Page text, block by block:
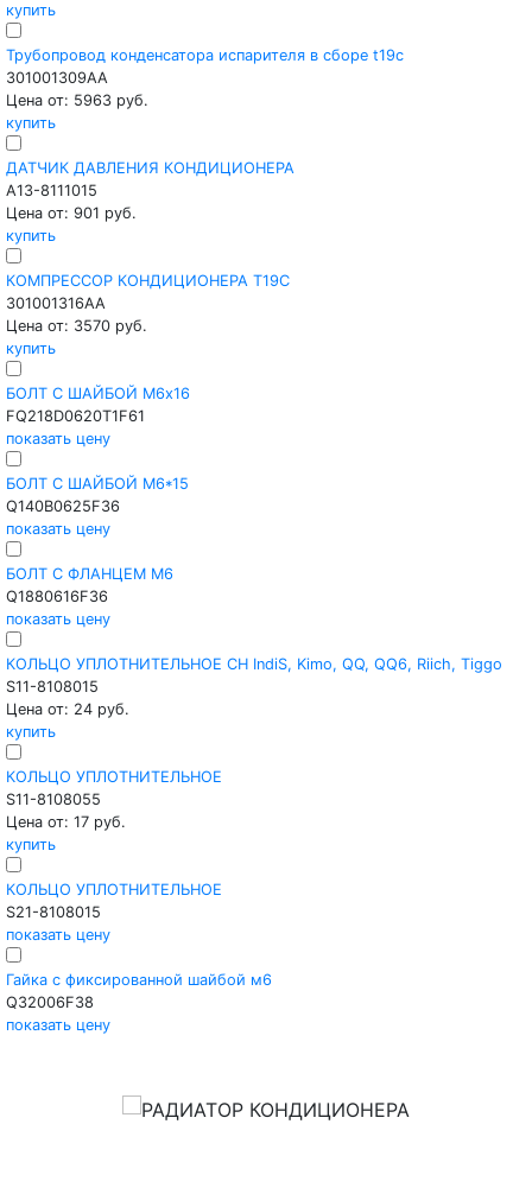
купить
Трубопровод конденсатора испарителя в сборе t19c
301001309AA
Цена от: 5963 руб.
купить
ДАТЧИК ДАВЛЕНИЯ КОНДИЦИОНЕРА
A13-8111015
Цена от: 901 руб.
купить
КОМПРЕССОР КОНДИЦИОНЕРА T19C
301001316AA
Цена от: 3570 руб.
купить
БОЛТ С ШАЙБОЙ M6х16
FQ218D0620T1F61
показать цену
БОЛТ С ШАЙБОЙ M6*15
Q140B0625F36
показать цену
БОЛТ С ФЛАНЦЕМ M6
Q1880616F36
показать цену
КОЛЬЦО УПЛОТНИТЕЛЬНОЕ CH IndiS, Kimo, QQ, QQ6, Riich, Tiggo
S11-8108015
Цена от: 24 руб.
купить
КОЛЬЦО УПЛОТНИТЕЛЬНОЕ
S11-8108055
Цена от: 17 руб.
купить
КОЛЬЦО УПЛОТНИТЕЛЬНОЕ
S21-8108015
показать цену
Гайка с фиксированной шайбой м6
Q32006F38
показать цену